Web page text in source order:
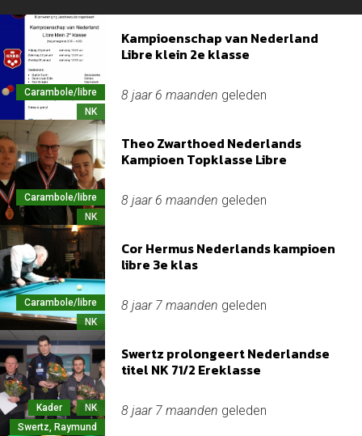
Carambole/libre
NK
Kampioenschap van Nederland
Libre klein 2e klasse
8 jaar 6 maanden geleden
Carambole/libre
NK
Theo Zwarthoed Nederlands
Kampioen Topklasse Libre
8 jaar 6 maanden geleden
Carambole/libre
NK
Cor Hermus Nederlands kampioen
libre 3e klas
8 jaar 7 maanden geleden
Kader
NK
Swertz, Raymund
Swertz prolongeert Nederlandse
titel NK 71/2 Ereklasse
8 jaar 7 maanden geleden